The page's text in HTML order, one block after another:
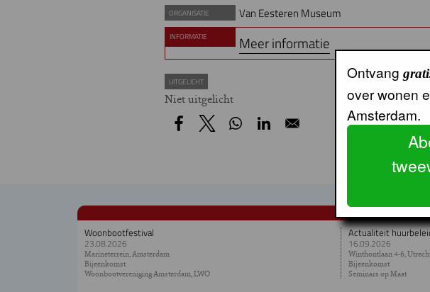
ORGANISATIE Van Eesteren Museum
INFORMATIE Meer informatie
UITGELICHT
Niet uitgelicht
Woonbootfestival
23.08.2026
Marineterrein, Amsterdam
Bijeenkomst
Woonbootvereniging Amsterdam, LWO
Actualiteit
16.09.2026
Winthontlaan 4-6,
Bijeenkomst
Seminars op Maat
Ontvang
over wonen
Amsterdam.